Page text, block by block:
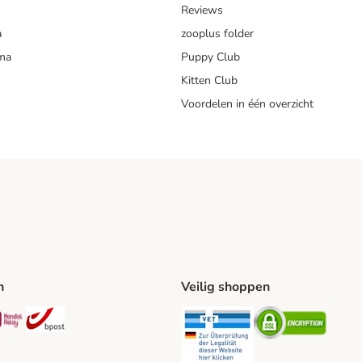
Reviews
zooplus folder
Puppy Club
Kitten Club
Voordelen in één overzicht
Method
Shipping Method
Mondial Relay Shipping Method
Veilig shoppen
Security